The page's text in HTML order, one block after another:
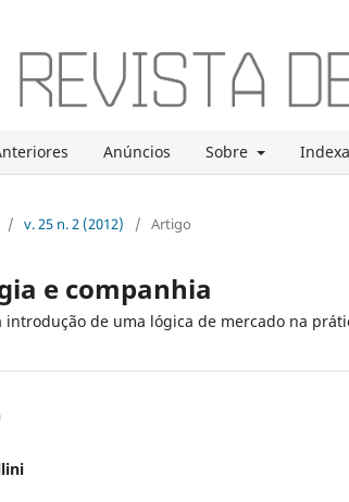
Anúncios Sobre
/ v. 25 n. 2 (2012) / Artigo
e companhia
introdução de uma lógica de mercado na